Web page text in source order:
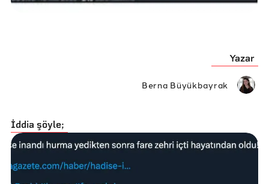
Yazar
Berna Büyükbayrak
İddia şöyle;